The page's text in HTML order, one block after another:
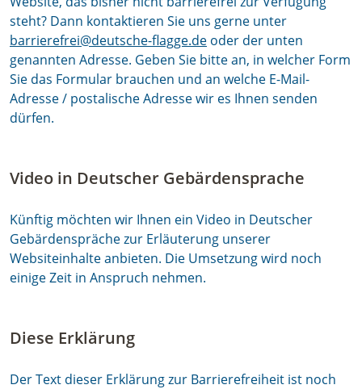
steht? Dann kontaktieren Sie uns gerne unter
barrierefrei@deutsche-flagge.de oder der unten
genannten Adresse. Geben Sie bitte an, in welcher Form
Sie das Formular brauchen und an welche E-Mail-
Adresse / postalische Adresse wir es Ihnen senden
dürfen.
Video in Deutscher Gebärdensprache
Künftig möchten wir Ihnen ein Video in Deutscher
Gebärdenspräche zur Erläuterung unserer
Websiteinhalte anbieten. Die Umsetzung wird noch
einige Zeit in Anspruch nehmen.
Diese Erklärung
Der Text dieser Erklärung zur Barrierefreiheit ist noch